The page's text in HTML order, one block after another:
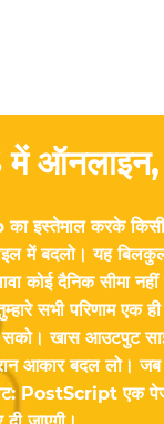
इस्तेमाल करके
में बदलो। यह बिलकुल
कोई दैनिक सीमा
सभी परिणाम एक
खास आउटपुट
आकार बदल लो।
PostScript एक